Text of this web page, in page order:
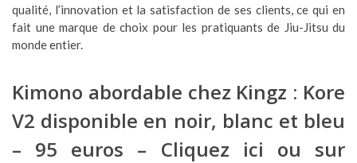
qualité, l’innovation et la satisfaction de ses clients, ce qui en
fait une marque de choix pour les pratiquants de Jiu-Jitsu du
monde entier.
Kimono abordable chez Kingz : Kore
V2 disponible en noir, blanc et bleu
– 95 euros – Cliquez ici ou sur